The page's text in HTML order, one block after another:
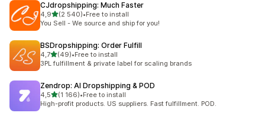
CJdropshipping: Much Faster
4,9na 5 gwiazdek
(2 540)
Łączna liczba recenzji: 2540
•Free to install
You Sell - We source and ship for you!
BSDropshipping: Order Fulfill
4,7na 5 gwiazdek
(49)
Łączna liczba recenzji: 49
•Free to install
3PL fulfillment & private label for scaling brands
Zendrop: AI Dropshipping & POD
4,5na 5 gwiazdek
(1 166)
Łączna liczba recenzji: 1166
•Free to install
High-profit products. US suppliers. Fast fulfillment. POD.